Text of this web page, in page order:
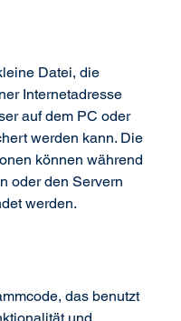
Datei, die
Internetadresse
auf dem PC oder
werden kann. Die
können während
oder den Servern
werden.
das benutzt